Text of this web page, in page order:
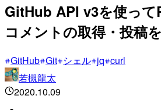
GitHub API v3を使っ
コメントの取得・投稿
GitHub Git シェル jq curl
若槻龍太
2020.10.09